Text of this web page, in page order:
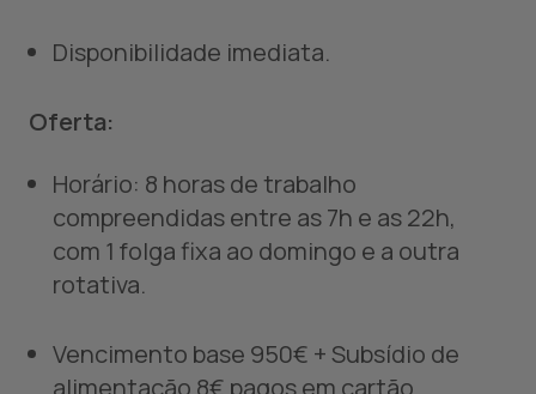
Disponibilidade imediata.
Oferta:
Horário: 8 horas de trabalho
compreendidas entre as 7h e as 22h,
com 1 folga fixa ao domingo e a outra
rotativa.
Vencimento base 950€ + Subsídio de
alimentação 8€ pagos em cartão